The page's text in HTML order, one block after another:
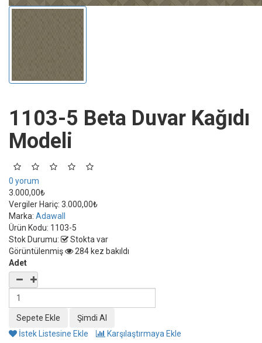
1103-5 Beta Duvar Kağıdı
Modeli
0 yorum
3.000,00₺
Vergiler Hariç: 3.000,00₺
Marka: Adawall
Ürün Kodu: 1103-5
Stok Durumu:
Stokta var
Görüntülenmiş
284 kez bakıldı
Adet
İstek Listesine Ekle Karşılaştırmaya Ekle